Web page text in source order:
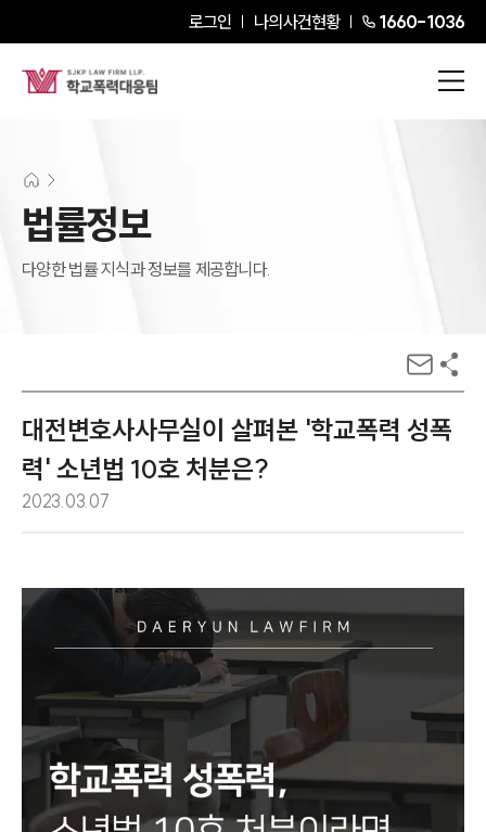
로그인 나의사건현황 1660-1036
법률정보
다양한 법률 지식과 정보를 제공합니다.
대전변호사사무실이 살펴본 '학교폭력 성폭
력' 소년법 10호 처분은?
2023.03.07